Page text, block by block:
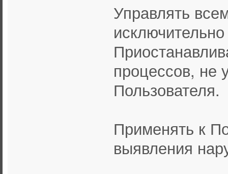
Управлять
процессов, не
Пользователя.
Применять к
выявления